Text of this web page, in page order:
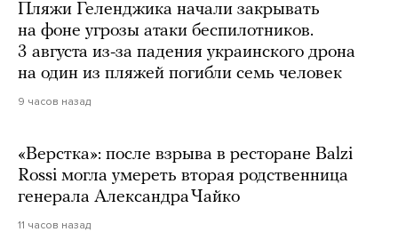
Пляжи Геленджика начали закрывать
на фоне угрозы атаки беспилотников.
3 августа из-за падения украинского дрона
на один из пляжей погибли семь человек
9 часов назад
«Верстка»: после взрыва в ресторане Balzi
Rossi могла умереть вторая родственница
генерала Александра Чайко
11 часов назад